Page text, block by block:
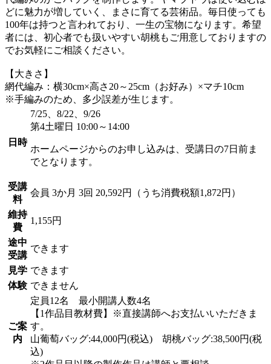
どに魅力が増していく、まさに育てる芸術品。毎日使っても
100年は持つと言われており、一生の宝物になります。希望
者には、初心者でも扱いやすい胡桃もご用意しておりますの
でお気軽にご相談ください。
【大きさ】
網代編み：横30cm×高さ20～25cm（お好み）×マチ10cm
※手編みのため、多少誤差が生じます。
日時
7/25、8/22、9/26
第4土曜日 10:00～14:00
ホームページからのお申し込みは、受講日の7日前ま
でとなります。
受講
料
会員 3か月 3回 20,592円（うち消費税額1,872円）
維持
費
1,155円
途中
受講
できます
見学 できます
体験 できません
ご案
内
定員12名 最小開講人数4名
【1作品目教材費】※直接講師へお支払いいただきま
す。
山葡萄バッグ:44,000円(税込) 胡桃バッグ:38,500円(税
込)